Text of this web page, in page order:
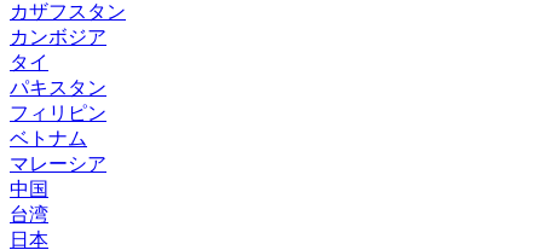
カザフスタン
カンボジア
タイ
パキスタン
フィリピン
ベトナム
マレーシア
中国
台湾
日本